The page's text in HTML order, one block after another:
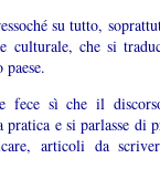
su tutto,
culturale, che si
fece sì che il
pratica e si parlasse di
articoli da